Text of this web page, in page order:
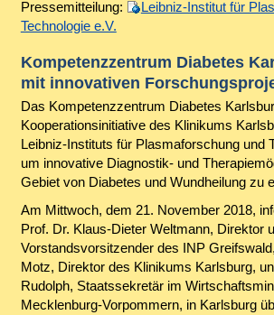
Pressemitteilung:
Leibniz-Institut für
Technologie e.V.
Kompetenzzentrum Diabetes
mit innovativen
Das Kompetenzzentrum Diabetes
Kooperationsinitiative des Klinikums
Leibniz-Instituts für Plasmaforschung und
um innovative Diagnostik- und
Gebiet von Diabetes und Wundheilung zu
Am Mittwoch, dem 21. November 2018,
Prof. Dr. Klaus-Dieter Weltmann, Direktor
Vorstandsvorsitzender des INP
Motz, Direktor des Klinikums Karlsburg,
Rudolph, Staatssekretär im
Mecklenburg-Vorpommern, in Karlsburg